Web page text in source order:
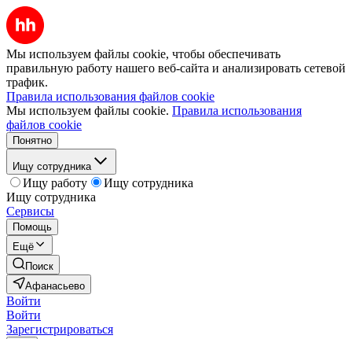
Мы используем файлы cookie, чтобы обеспечивать
правильную работу нашего веб-сайта и анализировать сетевой
трафик.
Правила использования файлов cookie
Мы используем файлы cookie. Правила использования
файлов cookie
Понятно
Ищу сотрудника
Ищу работу
Ищу сотрудника
Ищу сотрудника
Сервисы
Помощь
Ещё
Поиск
Афанасьево
Войти
Войти
Зарегистрироваться